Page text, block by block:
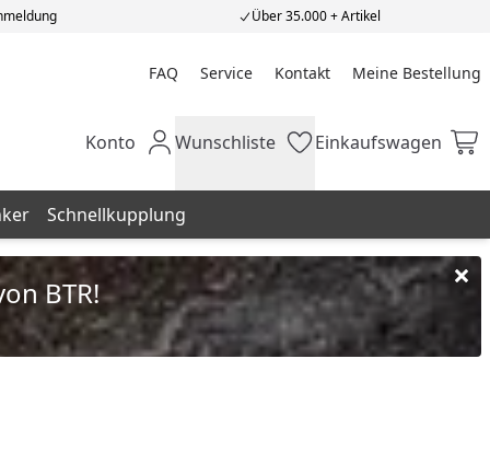
Über 35.000 + Artikel
FAQ Service Kontakt Meine Bestellung
Meine Bestellung
Mein Konto
Konto Wunschliste
Wunschliste Einkaufswagen
Einkaufswagen
Schnellkupplung
BTR!